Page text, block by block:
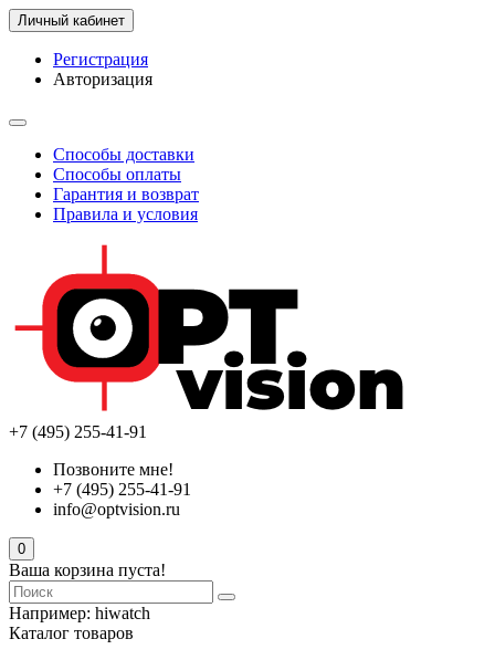
Личный кабинет
Регистрация
Авторизация
Способы доставки
Способы оплаты
Гарантия и возврат
Правила и условия
+7 (495) 255-41-91
Позвоните мне!
+7 (495) 255-41-91
info@optvision.ru
0
Ваша корзина пуста!
Например: hiwatch
Каталог товаров